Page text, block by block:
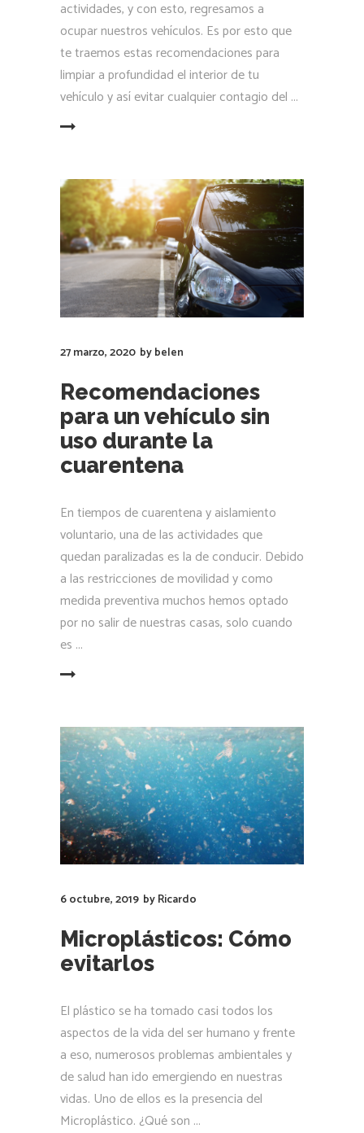
actividades, y con esto, regresamos a
ocupar nuestros vehículos. Es por esto que
te traemos estas recomendaciones para
limpiar a profundidad el interior de tu
vehículo y así evitar cualquier contagio del
27 marzo, 2020 bybelen
Recomendaciones
para un vehículo sin
uso durante la
cuarentena
En tiempos de cuarentena y aislamiento
voluntario, una de las actividades que
quedan paralizadas es la de conducir. Debido
a las restricciones de movilidad y como
medida preventiva muchos hemos optado
por no salir de nuestras casas, solo cuando
es
6 octubre, 2019 byRicardo
Microplásticos: Cómo
evitarlos
El plástico se ha tomado casi todos los
aspectos de la vida del ser humano y frente
a eso, numerosos problemas ambientales y
de salud han ido emergiendo en nuestras
vidas. Uno de ellos es la presencia del
Microplástico. ¿Qué son